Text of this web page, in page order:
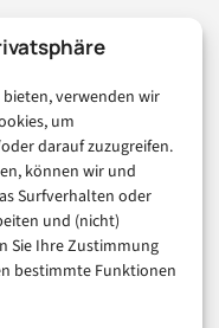
verwenden wir
um
darauf zuzugreifen.
können wir und
Surfverhalten oder
und (nicht)
Sie Ihre Zustimmung
bestimmte Funktionen